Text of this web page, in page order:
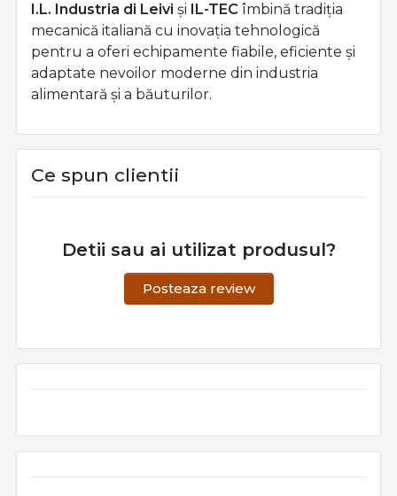
I.L. Industria di Leivi și IL-TEC îmbină tradiția
mecanică italiană cu inovația tehnologică
pentru a oferi echipamente fiabile, eficiente și
adaptate nevoilor moderne din industria
alimentară și a băuturilor.
Ce spun clientii
Detii sau ai utilizat produsul?
Posteaza review